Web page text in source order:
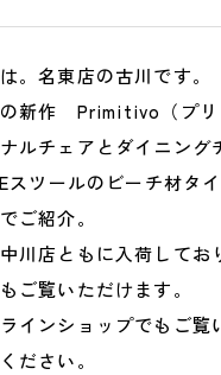
中川店
本町1-107
営業時間
定休日
水曜日（祝
052-361-
。名東店の古川です。
新作 Primitivo（プリ
ルチェアとダイニング
スツールのビーチ材タ
ご紹介。
川店ともに入荷してお
ご覧いただけます。
インショップでもご覧
ださい。